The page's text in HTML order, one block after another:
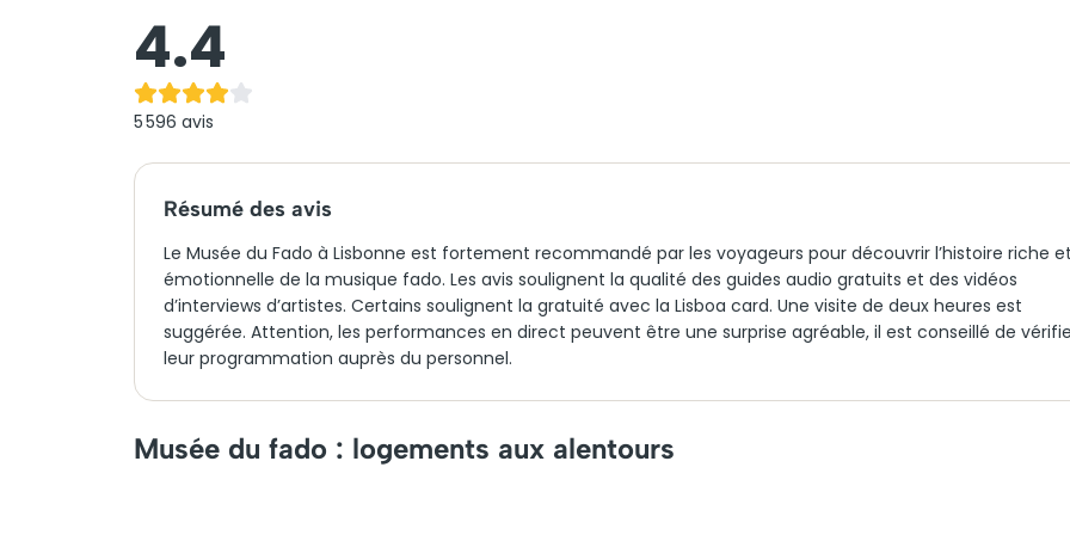
4.4
5 596 avis
Résumé des avis
Le Musée du Fado à Lisbonne est fortement recommandé par les voyageurs pour découvrir l’histoire riche
émotionnelle de la musique fado. Les avis soulignent la qualité des guides audio gratuits et des vidéos
d’interviews d’artistes. Certains soulignent la gratuité avec la Lisboa card. Une visite de deux heures est
suggérée. Attention, les performances en direct peuvent être une surprise agréable, il est conseillé de
leur programmation auprès du personnel.
Musée du fado : logements aux alentours